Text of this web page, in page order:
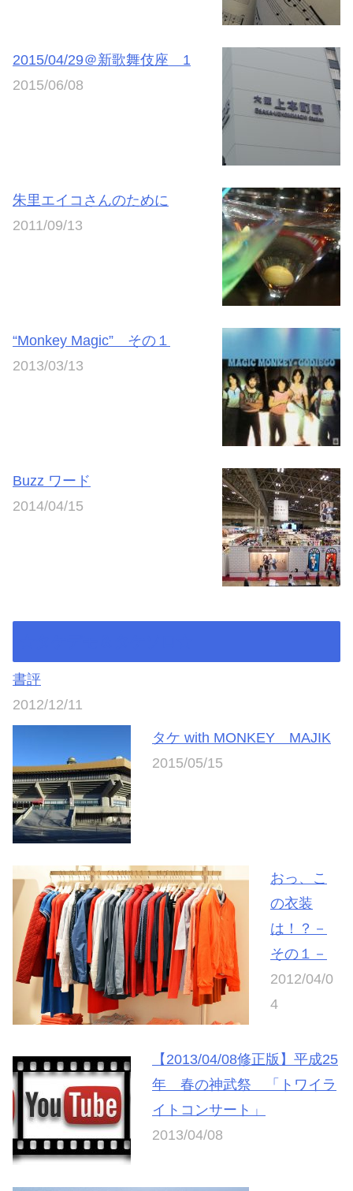
2015/04/29＠新歌舞伎座 1
2015/06/08
朱里エイコさんのために
2011/09/13
“Monkey Magic” その１
2013/03/13
Buzz ワード
2014/04/15
書評
2012/12/11
タケ with MONKEY MAJIK
2015/05/15
おっ、こ
の衣装
は！？－
その１－
2012/04/0
4
【2013/04/08修正版】平成25
年 春の神武祭 「トワイラ
イトコンサート」
2013/04/08